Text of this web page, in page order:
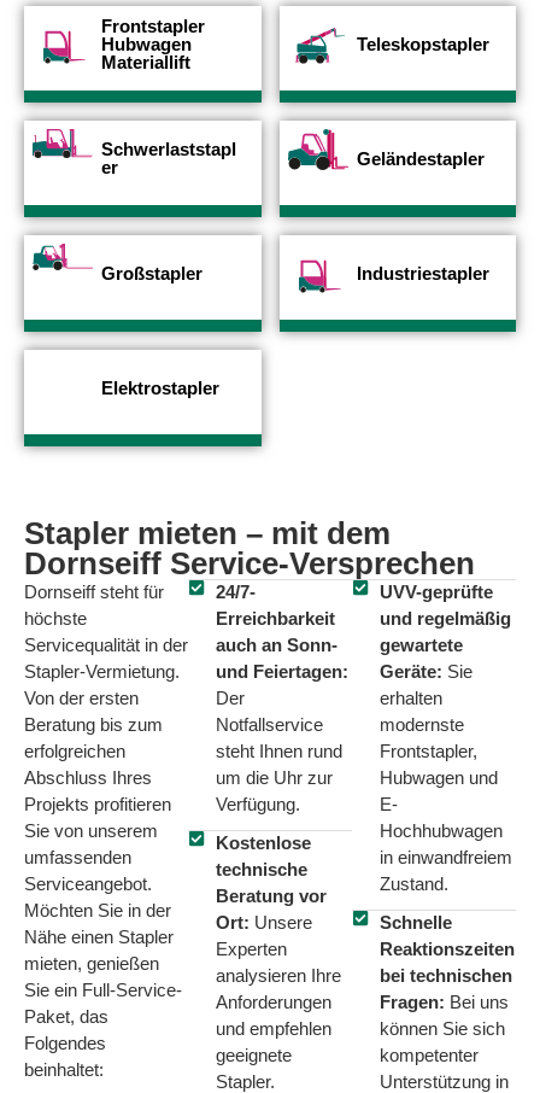
Frontstapler
Hubwagen
Materiallift
Teleskopstapler
Schwerlaststapl
er
Geländestapler
Großstapler Industriestapler
Elektrostapler
Stapler mieten – mit dem
Dornseiff Service-Versprechen
Dornseiff steht für
höchste
Servicequalität in der
Stapler-Vermietung.
Von der ersten
Beratung bis zum
erfolgreichen
Abschluss Ihres
Projekts profitieren
Sie von unserem
umfassenden
Serviceangebot.
Möchten Sie in der
Nähe einen Stapler
mieten, genießen
Sie ein Full-Service-
Paket, das
Folgendes
beinhaltet:
24/7-
Erreichbarkeit
auch an Sonn-
und Feiertagen:
Der
Notfallservice
steht Ihnen rund
um die Uhr zur
Verfügung.
Kostenlose
technische
Beratung vor
Ort: Unsere
Experten
analysieren Ihre
Anforderungen
und empfehlen
geeignete
Stapler.
UVV-geprüfte
und regelmäßig
gewartete
Geräte: Sie
erhalten
modernste
Frontstapler,
Hubwagen und
E-
Hochhubwagen
in einwandfreiem
Zustand.
Schnelle
Reaktionszeiten
bei technischen
Fragen: Bei uns
können Sie sich
kompetenter
Unterstützung in